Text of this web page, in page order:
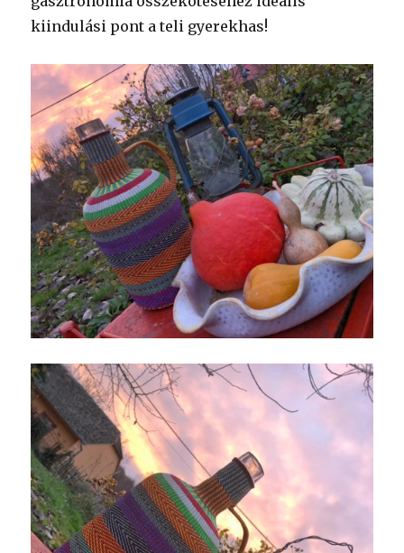
kiindulási pont a teli gyerekhas!